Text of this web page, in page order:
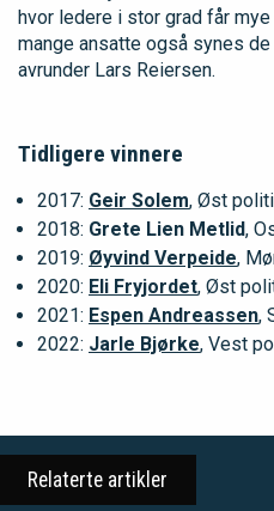
hvor ledere i stor grad får
mange ansatte også synes
avrunder Lars Reiersen.
Tidligere vinnere
2017: Geir Solem, Øst
2018: Grete Lien Metlid,
2019: Øyvind Verpeide,
2020: Eli Fryjordet, Øst
2021: Espen Andreassen,
2022: Jarle Bjørke, Vest
Relaterte artikler